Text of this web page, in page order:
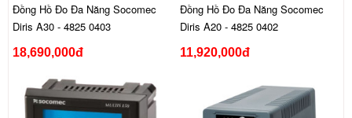
Đồng Hồ Đo Đa Năng Socomec
Diris A30 - 4825 0403
18,690,000đ
Đồng Hồ Đo Đa Năng Socomec
Diris A20 - 4825 0402
11,920,000đ